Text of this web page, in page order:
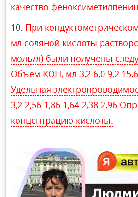
качество
При
мл соляной кислоты
моль/л) были получены
Объем КОН, мл 3,2 6,0 9,2
Удельная
3,2 2,56 1,86 1,64 2,38 2,96
концентрацию кислоты.